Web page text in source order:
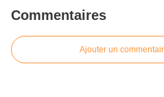
Commentaires
Ajouter un